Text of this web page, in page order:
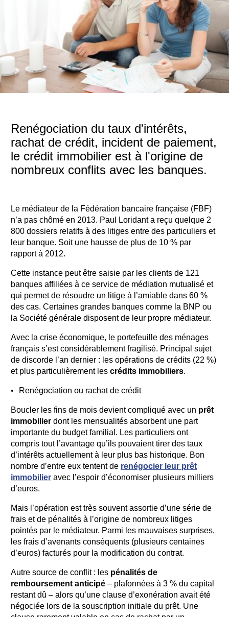
Renégociation du taux d'intérêts,
rachat de crédit, incident de paiement,
le crédit immobilier est à l'origine de
nombreux conflits avec les banques.
Le médiateur de la Fédération bancaire française (FBF)
n’a pas chômé en 2013. Paul Loridant a reçu quelque 2
800 dossiers relatifs à des litiges entre des particuliers et
leur banque. Soit une hausse de plus de 10 % par
rapport à 2012.
Cette instance peut être saisie par les clients de 121
banques affiliées à ce service de médiation mutualisé et
qui permet de résoudre un litige à l’amiable dans 60 %
des cas. Certaines grandes banques comme la BNP ou
la Société générale disposent de leur propre médiateur.
Avec la crise économique, le portefeuille des ménages
français s’est considérablement fragilisé. Principal sujet
de discorde l’an dernier : les opérations de crédits (22 %)
et plus particulièrement les crédits immobiliers.
Renégociation ou rachat de crédit
Boucler les fins de mois devient compliqué avec un prêt
immobilier dont les mensualités absorbent une part
importante du budget familial. Les particuliers ont
compris tout l’avantage qu’ils pouvaient tirer des taux
d’intérêts actuellement à leur plus bas historique. Bon
nombre d’entre eux tentent de renégocier leur prêt
immobilier avec l’espoir d’économiser plusieurs milliers
d’euros.
Mais l’opération est très souvent assortie d’une série de
frais et de pénalités à l’origine de nombreux litiges
pointés par le médiateur. Parmi les mauvaises surprises,
les frais d’avenants conséquents (plusieurs centaines
d’euros) facturés pour la modification du contrat.
Autre source de conflit : les pénalités de
remboursement anticipé – plafonnées à 3 % du capital
restant dû – alors qu’une clause d’exonération avait été
négociée lors de la souscription initiale du prêt. Une